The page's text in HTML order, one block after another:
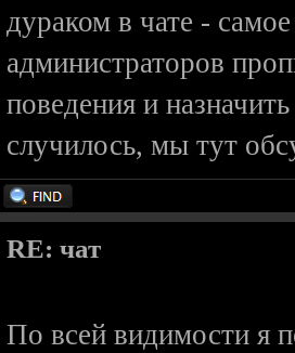
дураком в чате -
администраторов
поведения и
случилось, мы тут
RE: чат
По всей видимости я